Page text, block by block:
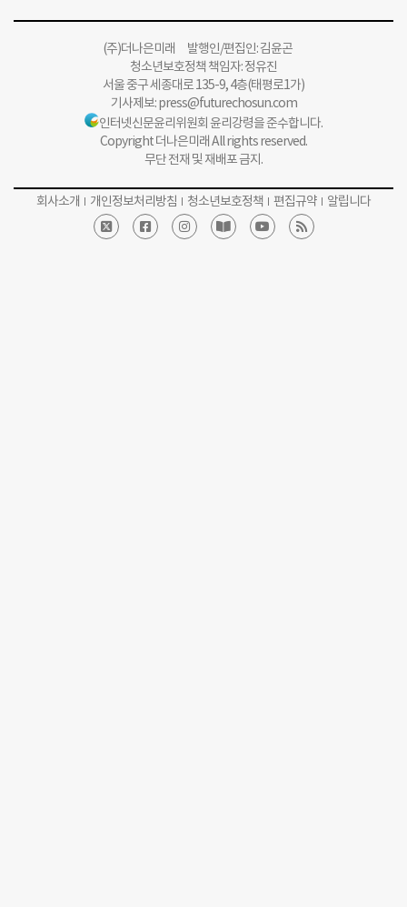
(주)더나은미래 발행인/편집인: 김윤곤
청소년보호정책 책임자: 정유진
서울 중구 세종대로 135-9, 4층(태평로1가)
기사제보:press@futurechosun.com
인터넷신문윤리위원회 윤리강령을 준수합니다.
Copyright 더나은미래 All rights reserved.
무단 전재 및 재배포 금지.
회사소개 개인정보처리방침 청소년보호정책 편집규약 알립니다